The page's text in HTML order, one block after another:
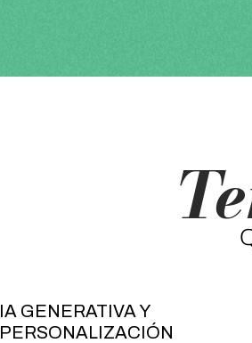
IA GENERATIVA Y
PERSONALIZACIÓN